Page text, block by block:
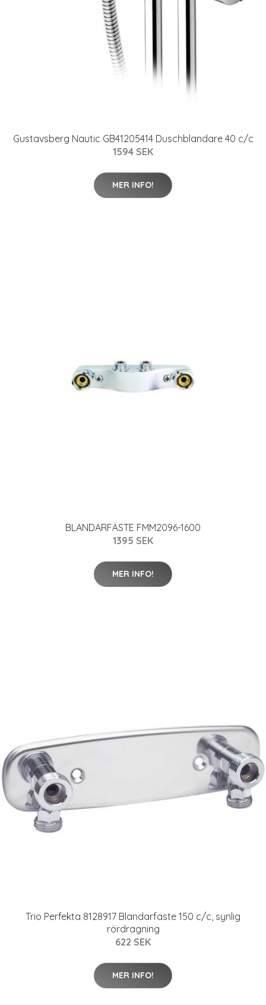
Gustavsberg Nautic GB41205414 Duschblandare 40 c/c
1594 SEK
MER INFO!
BLANDARFÄSTE FMM2096-1600
1395 SEK
MER INFO!
Trio Perfekta 8128917 Blandarfäste 150 c/c, synlig
rördragning
622 SEK
MER INFO!